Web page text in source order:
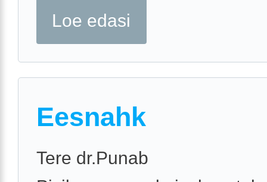
Loe edasi
Eesnahk
Tere dr.Punab